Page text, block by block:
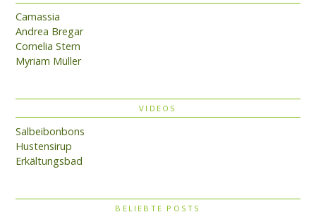
Camassia
Andrea Bregar
Cornelia Stern
Myriam Müller
VIDEOS
Salbeibonbons
Hustensirup
Erkältungsbad
BELIEBTE POSTS